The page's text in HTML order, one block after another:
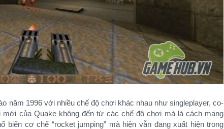
năm 1996 với nhiều chế độ chơi khác nhau như singleplayer, co-
mới của Quake không đến từ các chế độ chơi mà là cách mạng
biến cơ chế “rocket jumping” mà hiện vẫn đang xuất hiện trong